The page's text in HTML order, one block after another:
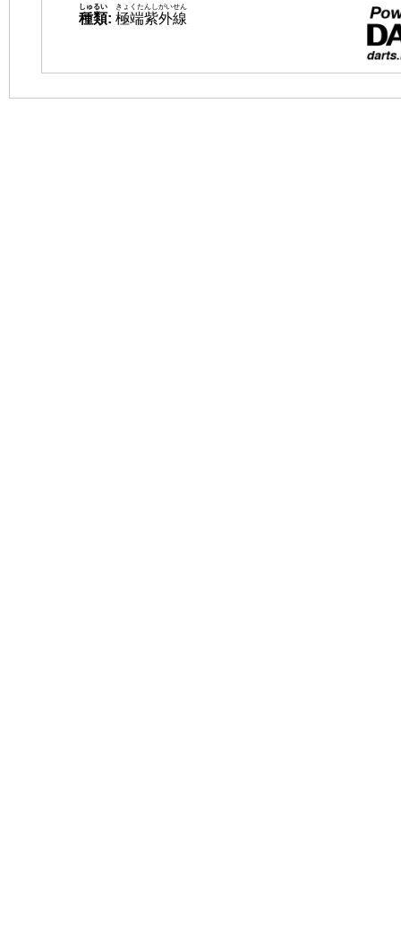
種類
しゅるい
: 極端紫外線
きょくたんしがいせん